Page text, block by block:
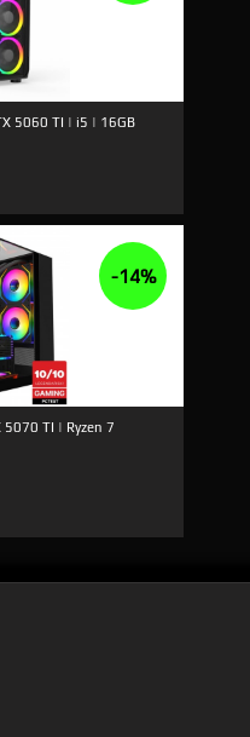
5060 TI | i5 | 16GB
5070 TI | Ryzen 7
-14%